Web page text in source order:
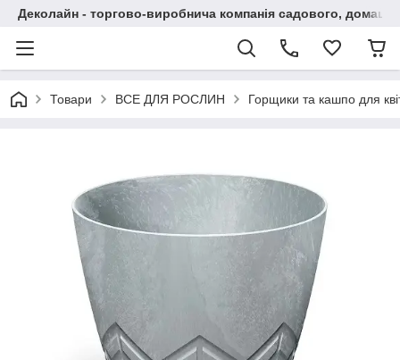
Деколайн - торгово-виробнича компанія садового,
Товари ВСЕ ДЛЯ РОСЛИН Горщики та кашпо для